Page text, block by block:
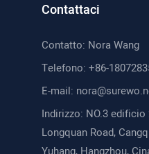
Contattaci
Contatto: Nora Wang
Telefono: +86-
E-mail:
Indirizzo: NO.3
Longquan Road,